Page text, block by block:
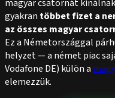
magyar csatornát
gyakran többet fizet a
az összes magyar
Ez a Németországgal
helyzet — a német piac
Vodafone DE) külön a
elemezzük.